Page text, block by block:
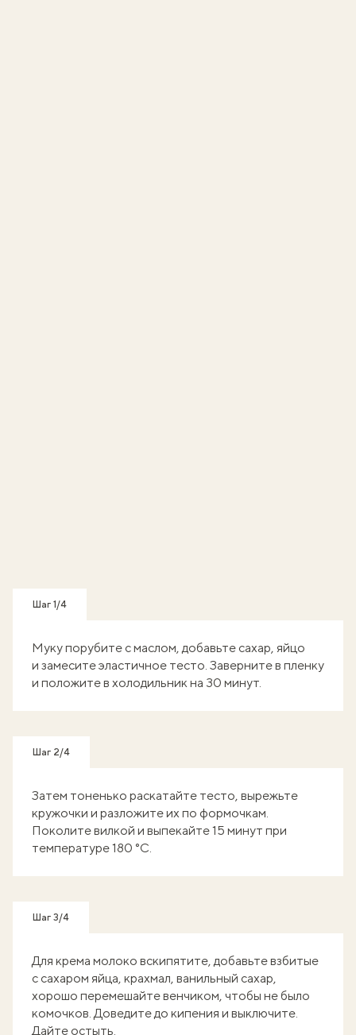
Шаг 1/4
Муку порубите с маслом, добавьте сахар, яйцо
и замесите эластичное тесто. Заверните в пленку
и положите в холодильник на 30 минут.
Шаг 2/4
Затем тоненько раскатайте тесто, вырежьте
кружочки и разложите их по формочкам.
Поколите вилкой и выпекайте 15 минут при
температуре 180 °C.
Шаг 3/4
Для крема молоко вскипятите, добавьте взбитые
с сахаром яйца, крахмал, ванильный сахар,
хорошо перемешайте венчиком, чтобы не было
комочков. Доведите до кипения и выключите.
Дайте остыть.